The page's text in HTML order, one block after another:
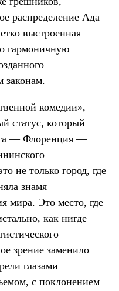
распределение Ада
выстроенная
гармоничную
законам.
комедии»,
статус, который
— Флоренция —
не только город, где
знамя
мира. Это место, где
как нигде
зрение заменило
глазами
с поклонением